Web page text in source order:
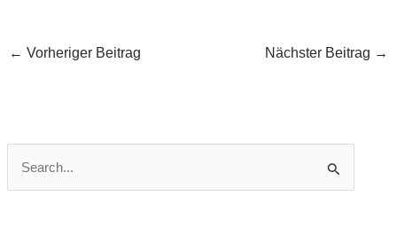
← Vorheriger Beitrag Nächster Beitrag →